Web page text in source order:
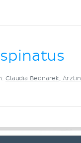
Claudia Bednarek, Ärztin